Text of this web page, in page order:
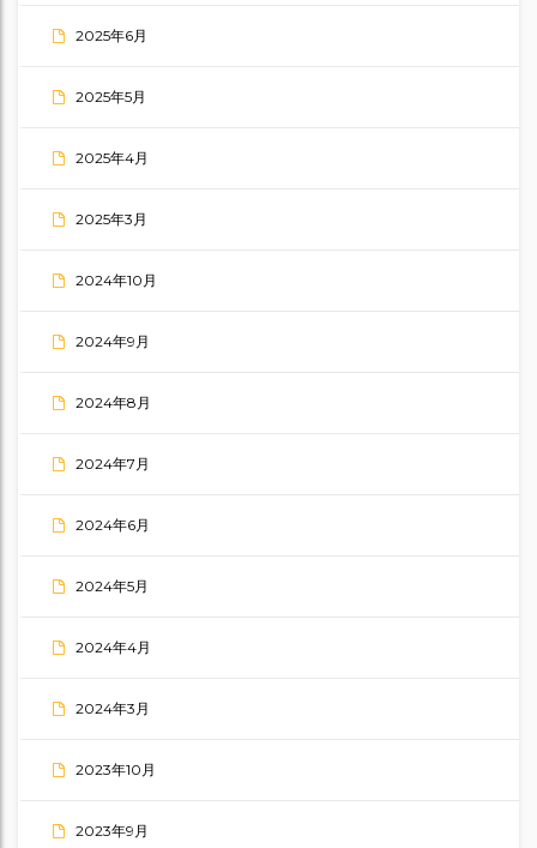
2025年6月
2025年5月
2025年4月
2025年3月
2024年10月
2024年9月
2024年8月
2024年7月
2024年6月
2024年5月
2024年4月
2024年3月
2023年10月
2023年9月